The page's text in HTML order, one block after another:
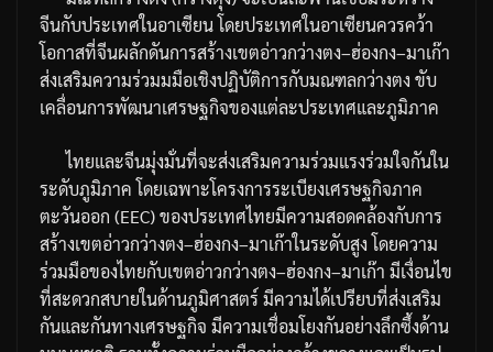
จีนกับประเทศในอาเซียนโดยประเทศในอาเซียนควรคว้า
โอกาสที่จีนผลักดันการสร้างเขตอ่าวกว่างตง–ฮ่องกง–มาเก๊า
ส่งเสริมความร่วมมมือเชิงปฏิบัติการกับมณฑลกว่างตง ขับ
เคลื่อนการพัฒนาเศรษฐกิจของแต่ละประเทศและภูมิภาค
ไทยและจีนมุ่งมั่นที่จะส่งเสริมความร่วมแรงร่วมใจกันใน
ระดับภูมิภาค โดยเฉพาะโครงการระเบียงเศรษฐกิจภาค
ตะวันออก (EEC)ของประเทศไทยมีความสอดคล้องกับการ
สร้างเขตอ่าวกว่างตง–ฮ่องกง–มาเก๊าในระดับสูง โดยความ
ร่วมมือของไทยกับเขตอ่าวกว่างตง–ฮ่องกง–มาเก๊า มีเงื่อนไข
ที่สะดวกสบายในด้านภูมิศาสตร์ มีความได้เปรียบที่ส่งเสริม
กันและกันทางเศรษฐกิจ มีความเชื่อมโยงกันอย่างลึกซึ้งด้าน